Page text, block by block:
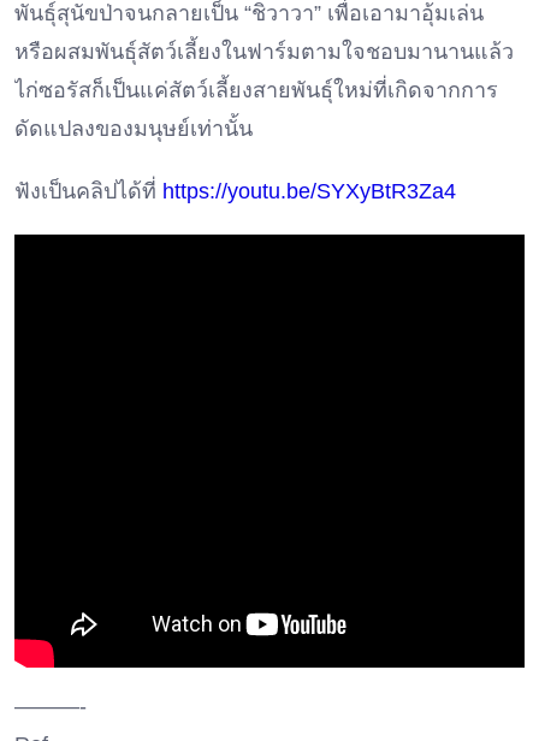
พันธุ์สุนัขป่าจนกลายเป็น “ชิวาวา” เพื่อเอามาอุ้มเล่น
หรือผสมพันธุ์สัตว์เลี้ยงในฟาร์มตามใจชอบมานานแล้ว
ไก่ซอรัสก็เป็นแค่สัตว์เลี้ยงสายพันธุ์ใหม่ที่เกิดจากการ
ดัดแปลงของมนุษย์เท่านั้น
ฟังเป็นคลิปได้ที่ https://youtu.be/SYXyBtR3Za4
———-